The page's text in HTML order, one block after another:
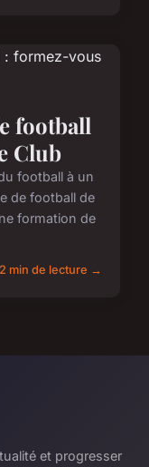
football
Club
football à un
de football de
formation de
2 min de lecture →
et progresser